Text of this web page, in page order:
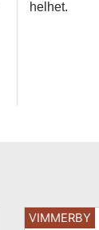
helhet.
VIMMERBY